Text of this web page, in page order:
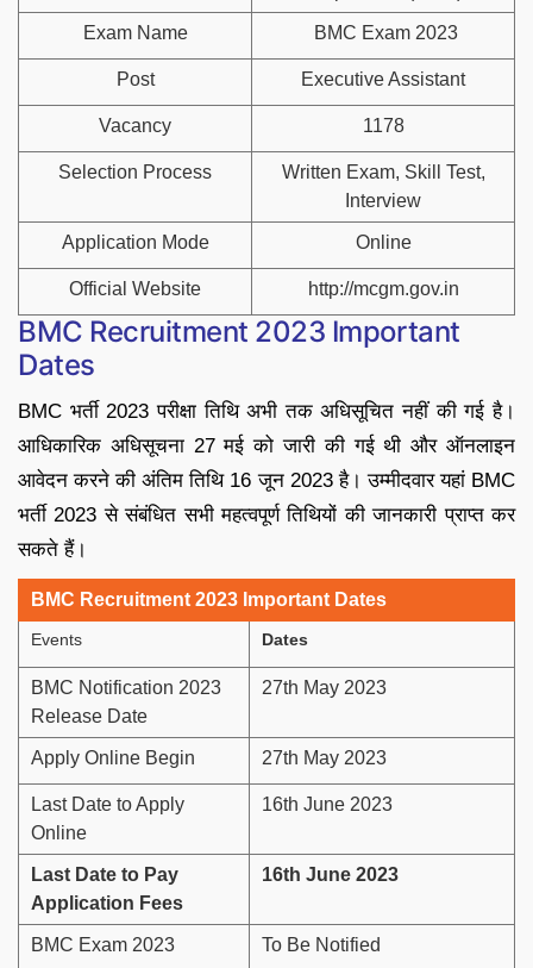
Exam Name BMC Exam 2023
Post Executive Assistant
Vacancy 1178
Selection Process
Written Exam, Skill Test,
Interview
Application Mode Online
Official Website http://mcgm.gov.in
BMC Recruitment 2023 Important
Dates
BMC भर्ती 2023 परीक्षा तिथि अभी तक अधिसूचित नहीं की गई है।
आधिकारिक अधिसूचना 27 मई को जारी की गई थी और ऑनलाइन
आवेदन करने की अंतिम तिथि 16 जून 2023 है। उम्मीदवार यहां BMC
भर्ती 2023 से संबंधित सभी महत्वपूर्ण तिथियों की जानकारी प्राप्त कर
सकते हैं।
BMC Recruitment 2023 Important Dates
Events Dates
BMC Notification 2023
Release Date
27th May 2023
Apply Online Begin 27th May 2023
Last Date to Apply
Online
16th June 2023
Last Date to Pay
Application Fees
16th June 2023
BMC Exam 2023 To Be Notified